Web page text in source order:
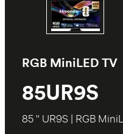
RGB MiniLED TV
85UR9S
85 '' UR9S | RGB